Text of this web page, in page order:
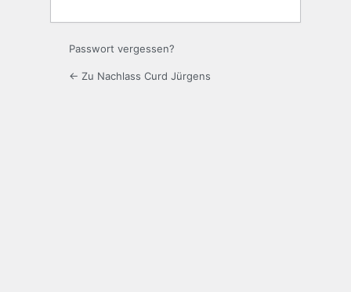
Passwort vergessen?
← Zu Nachlass Curd Jürgens